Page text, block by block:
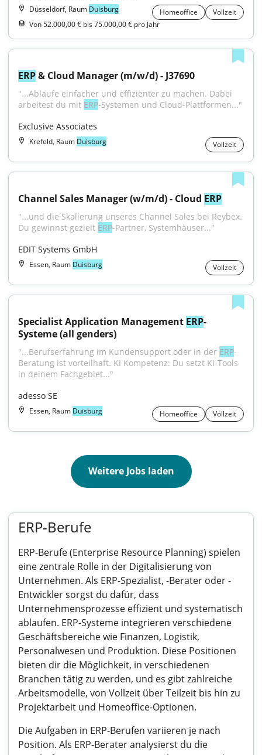
Düsseldorf, Raum Duisburg Homeoffice
Vollzeit
Von 52.000,00 € bis 75.000,00 € pro Jahr
ERP & Cloud Manager (m/w/d) - J37690
"...Abläufe einfacher und effizienter zu machen. Dabei
arbeitest du mit ERP-Systemen und Cloud-Plattformen..."
Exclusive Associates
Krefeld, Raum Duisburg Vollzeit
Channel Sales Manager (w/m/d) - Cloud ERP
"...und die Skalierung unseres Channel Sales bei Reybex.
Du gewinnst gezielt ERP-Partner, Systemhäuser..."
EDIT Systems GmbH
Essen, Raum Duisburg Vollzeit
Specialist Application Management ERP-
Systeme (all genders)
"...Berufserfahrung im Kundensupport oder in der ERP-
Beratung ist vorteilhaft. KI Kompetenz: Du setzt KI-Tools
in deinem Fachgebiet..."
adesso SE
Essen, Raum Duisburg Homeoffice Vollzeit
Weitere Jobs laden
ERP-Berufe
ERP-Berufe (Enterprise Resource Planning) spielen
eine zentrale Rolle in der Digitalisierung von
Unternehmen. Als ERP-Spezialist, -Berater oder -
Entwickler sorgst du dafür, dass
Unternehmensprozesse effizient und systematisch
ablaufen. ERP-Systeme integrieren verschiedene
Geschäftsbereiche wie Finanzen, Logistik,
Personalwesen und Produktion. Diese Positionen
bieten dir die Möglichkeit, in verschiedenen
Branchen tätig zu werden, und es gibt zahlreiche
Arbeitsmodelle, von Vollzeit über Teilzeit bis hin zu
Projektarbeit und Homeoffice-Optionen.
Die Aufgaben in ERP-Berufen variieren je nach
Position. Als ERP-Berater analysierst du die